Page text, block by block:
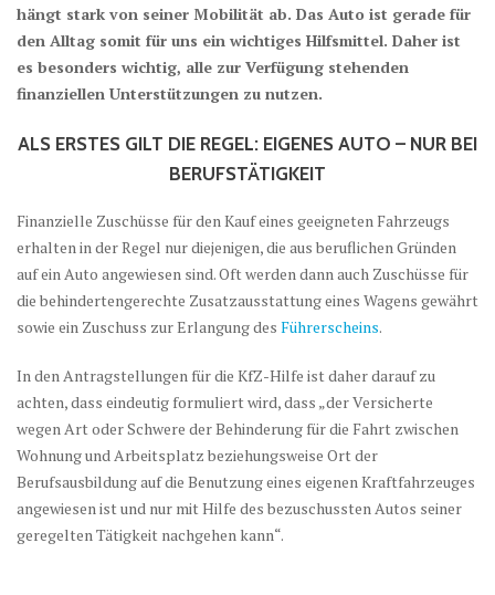
hängt stark von seiner Mobilität ab. Das Auto ist gerade für
den Alltag somit für uns ein wichtiges Hilfsmittel. Daher ist
es besonders wichtig, alle zur Verfügung stehenden
finanziellen Unterstützungen zu nutzen.
ALS ERSTES GILT DIE REGEL: EIGENES AUTO – NUR BEI
BERUFSTÄTIGKEIT
Finanzielle Zuschüsse für den Kauf eines geeigneten Fahrzeugs
erhalten in der Regel nur diejenigen, die aus beruflichen Gründen
auf ein Auto angewiesen sind. Oft werden dann auch Zuschüsse für
die behindertengerechte Zusatzausstattung eines Wagens gewährt
sowie ein Zuschuss zur Erlangung des Führerscheins.
In den Antragstellungen für die KfZ-Hilfe ist daher darauf zu
achten, dass eindeutig formuliert wird, dass „der Versicherte
wegen Art oder Schwere der Behinderung für die Fahrt zwischen
Wohnung und Arbeitsplatz beziehungsweise Ort der
Berufsausbildung auf die Benutzung eines eigenen Kraftfahrzeuges
angewiesen ist und nur mit Hilfe des bezuschussten Autos seiner
geregelten Tätigkeit nachgehen kann“.